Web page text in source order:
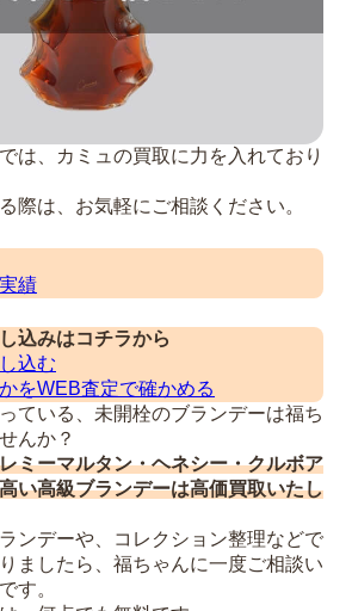
は、カミュの買取に力を入れており
際は、お気軽にご相談ください。
績
込みはコチラから
込む
をWEB査定で確かめる
ている、未開栓のブランデーは福ち
んか？
ミーマルタン・ヘネシー・クルボア
い高級ブランデーは高価買取いたし
ンデーや、コレクション整理などで
ましたら、福ちゃんに一度ご相談い
す。